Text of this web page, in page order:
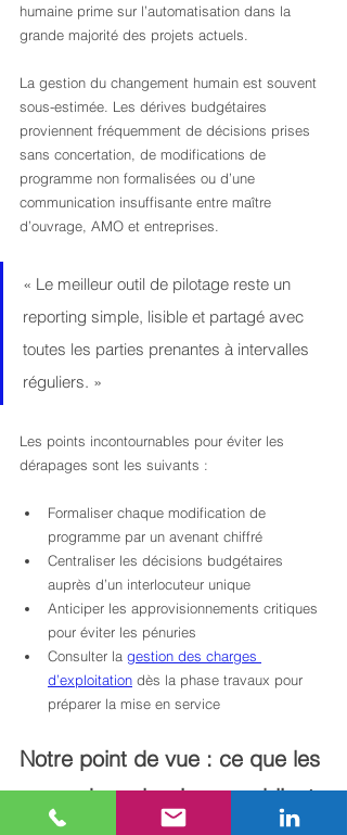
humaine prime sur l’automatisation dans la
grande majorité des projets actuels.
La gestion du changement humain est souvent
sous-estimée. Les dérives budgétaires
proviennent fréquemment de décisions prises
sans concertation, de modifications de
programme non formalisées ou d’une
communication insuffisante entre maître
d’ouvrage, AMO et entreprises.
« Le meilleur outil de pilotage reste un
reporting simple, lisible et partagé avec
toutes les parties prenantes à intervalles
réguliers. »
Les points incontournables pour éviter les
dérapages sont les suivants :
Formaliser chaque modification de
programme par un avenant chiffré
Centraliser les décisions budgétaires
auprès d’un interlocuteur unique
Anticiper les approvisionnements critiques
pour éviter les pénuries
Consulter la gestion des charges
d’exploitation dès la phase travaux pour
préparer la mise en service
Notre point de vue : ce que les
approches classiques oublient